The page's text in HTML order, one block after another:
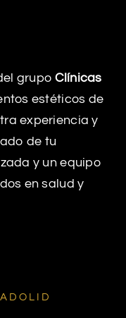
grupoClínicas
estéticos de
experiencia y
de tu
y un equipo
en salud y